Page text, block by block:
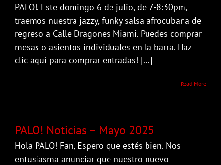
PALO!. Este domingo 6 de julio, de 7-8:30pm,
traemos nuestra jazzy, funky salsa afrocubana de
regreso a Calle Dragones Miami. Puedes comprar
mesas o asientos individuales en la barra. Haz
clic aquí para comprar entradas! [...]
Read More
PALO! Noticias – Mayo 2025
Hola PALO! Fan, Espero que estés bien. Nos
entusiasma anunciar que nuestro nuevo